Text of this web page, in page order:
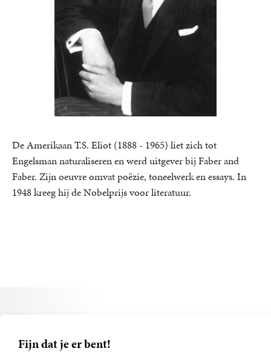
Fijn dat je er bent!
De Amerikaan T.S. Eliot (1888 - 1965) liet zich tot
Engelsman naturaliseren en werd uitgever bij Faber and
Faber. Zijn oeuvre omvat poëzie, toneelwerk en essays. In
1948 kreeg hij de Nobelprijs voor literatuur.